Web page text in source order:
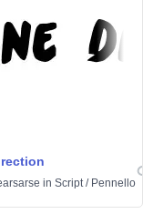
in Script/ Pennello